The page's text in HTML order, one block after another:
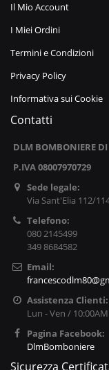
Il Mio Account
I Miei Ordini
Termini e Condizioni
Privacy Policy
Informativa sui Cookie
Contatti
DLM BOMBONIERE DI
P.IVA 08007970729
Sede legale:
Via Sant'Elia 112/
Telefono:
080 2145499
349 8684582
Email:
Assistenza Clienti:
Lun - Ven /
Pagina Facebook:
DlmBomboniere
Sicurezza